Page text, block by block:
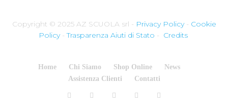
Copyright © 2025 AZ SCUOLA srl - Privacy Policy- Cookie
Policy-Trasparenza Aiuti di Stato - Credits
Home Chi Siamo Shop Online
News
Assistenza Clienti
Contatti